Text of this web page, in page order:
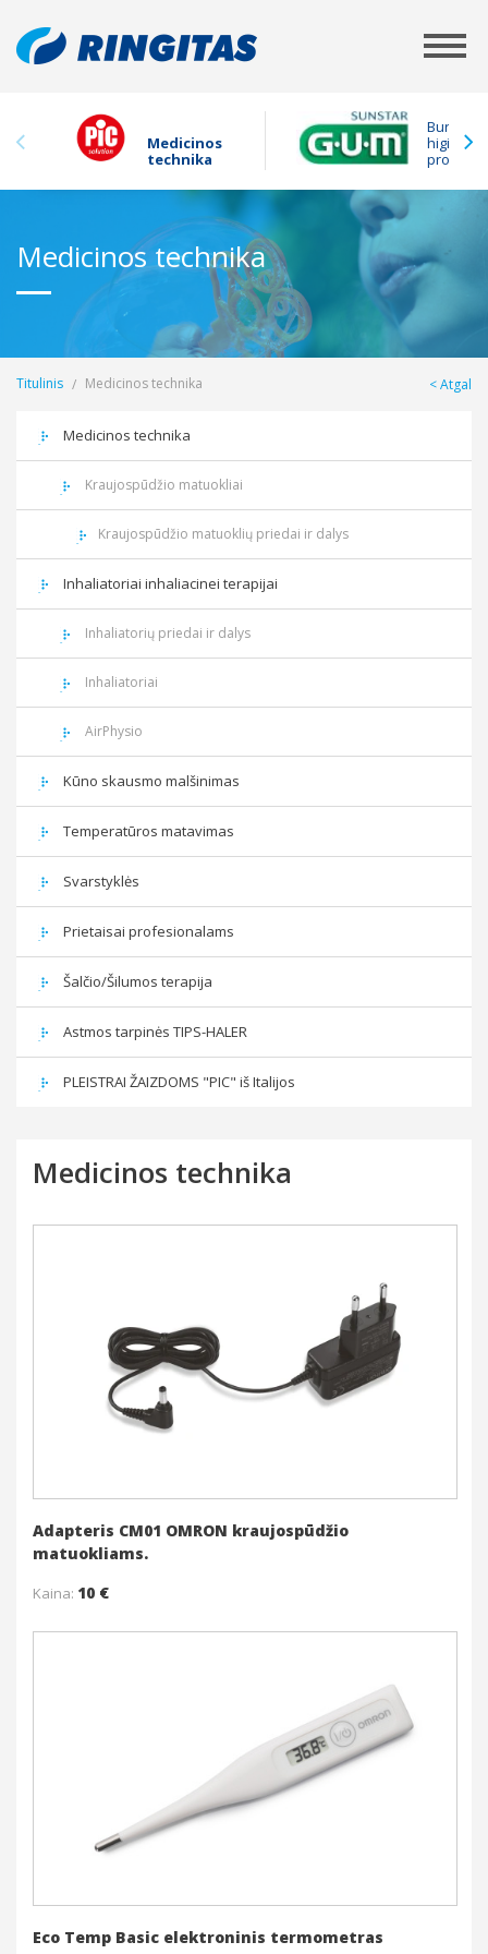
Medicinos
technika
Burnos
higienos
Medicinos technika
Atgal
Titulinis Medicinos technika
Medicinos technika
Kraujospūdžio matuokliai
Kraujospūdžio matuoklių priedai ir dalys
Inhaliatoriai inhaliacinei terapijai
Inhaliatorių priedai ir dalys
Inhaliatoriai
AirPhysio
Kūno skausmo malšinimas
Temperatūros matavimas
Svarstyklės
Prietaisai profesionalams
Šalčio/Šilumos terapija
Astmos tarpinės TIPS-HALER
PLEISTRAI ŽAIZDOMS "PIC" iš Italijos
Medicinos technika
Daugiau
Adapteris CM01 OMRON kraujospūdžio
matuokliams.
Kaina: 10 €
Į krepšelį
Daugiau
Eco Temp Basic elektroninis termometras